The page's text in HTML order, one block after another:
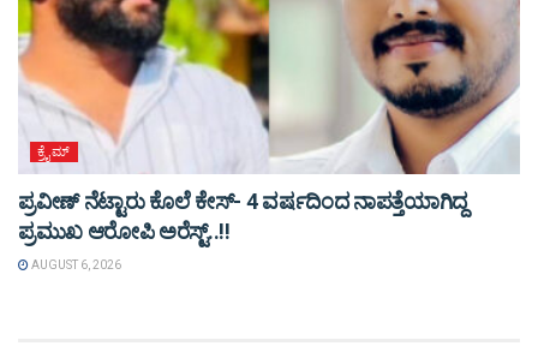
ಕ್ರೈಮ್
ಪ್ರವೀಣ್ ನೆಟ್ಟಾರು ಕೊಲೆ ಕೇಸ್‌- 4 ವರ್ಷದಿಂದ ನಾಪತ್ತೆಯಾಗಿದ್ದ
ಪ್ರಮುಖ ಆರೋಪಿ ಅರೆಸ್ಟ್‌..!!
AUGUST 6, 2026